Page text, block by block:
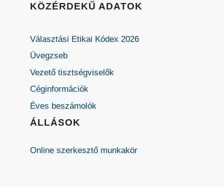
KÖZÉRDEKŰ ADATOK
Választási Etikai Kódex 2026
Üvegzseb
Vezető tisztségviselők
Céginformációk
Éves beszámolók
ÁLLÁSOK
Online szerkesztő munkakör